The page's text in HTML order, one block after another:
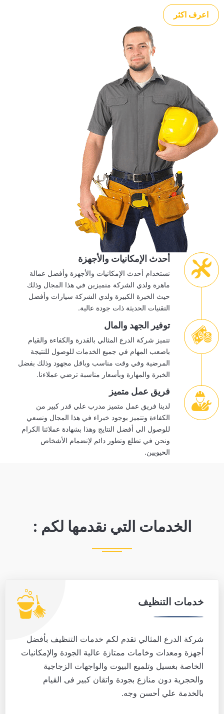
اعرف اكثر
أحدث الإمكانيات والأجهزة
نستخدام أحدث الإمكانيات والأجهزة وأفضل عمالة
ماهرة ولدي الشركة متميزين في هذا المجال وذلك
حيث الخبرة الكبيرة ولدي الشركة سيارات وأفضل
التقنيات الحديثة ذات جودة عالية.
توفير الجهد والمال
تتميز شركة الدرع المثالي بالقدرة والكفاءة والقيام
باصعب المهام في جميع الخدمات للوصول للنتيجة
المرضية وفي وقت مناسب وباقل مجهود وذلك بفضل
الخبرة والمهارة وبأسعار مناسبة ترضي عملاءنا.
فريق عمل متميز
لدينا فريق عمل متميز مدرب علي قدر كبير من
الكفاءة وتتميز بوجود خبراء في هذا المجال ونسعي
للوصول الي أفضل النتايج وهذا بشهادة عملائنا الكرام
ونحن في تطلع وتطور دائم لإنضمام الأشخاص
الحيويين.
الخدمات التي نقدمها لكم :
خدمات التنظيف
شركة الدرع المثالي تقدم لكم خدمات التنظيف بأفضل
أجهزة ومعدات وخامات ممتازة عالية الجودة والإمكانيات
الخاصة بغسيل وتلميع البيوت والواجهات الزجاجية
والحجرية دون منازع بجودة واتقان كبير فى القيام
بالخدمة علي أحسن وجه.